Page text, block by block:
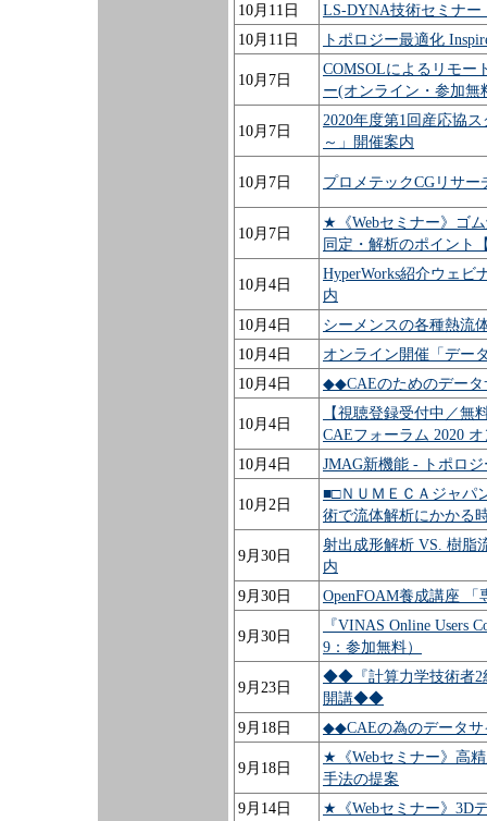
10月11日
LS-DYNA技術セミナ
10月11日
トポロジー最適化
10月7日
COMSOLによるリモー
ー(オンライン・参加無
10月7日
2020年度第1回産応協
～」開催案内
10月7日 プロメテックCGリサ
10月7日
★《Webセミナー》ゴ
同定・解析のポイント
10月4日
HyperWorks紹介ウェビ
内
10月4日
シーメンスの各種熱流
10月4日
オンライン開催「デー
10月4日
◆◆CAEのためのデー
10月4日
【視聴登録受付中／無
CAEフォーラム 2020
10月4日
JMAG新機能 - トポロ
10月2日
■□ＮＵＭＥＣＡジャパ
術で流体解析にかかる
9月30日
射出成形解析 VS. 樹脂
内
9月30日
OpenFOAM養成講座
9月30日
『VINAS Online Users
9：参加無料）
9月23日
◆◆『計算力学技術者2
開講◆◆
9月18日
◆◆CAEの為のデータ
9月18日
★《Webセミナー》高
手法の提案
9月14日
★《Webセミナー》3D